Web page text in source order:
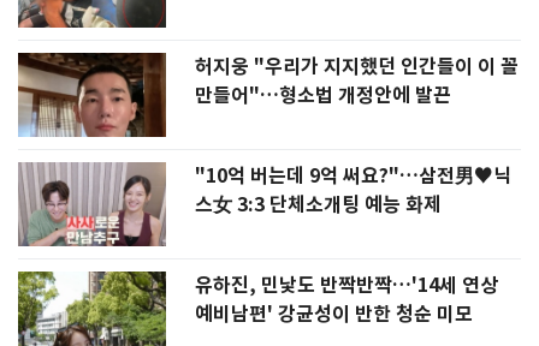
허지웅 "우리가 지지했던 인간들이 이 꼴
만들어"…형소법 개정안에 발끈
"10억 버는데 9억 써요?"…삼전男♥닉
스女 3:3 단체소개팅 예능 화제
유하진, 민낯도 반짝반짝…'14세 연상
예비남편' 강균성이 반한 청순 미모